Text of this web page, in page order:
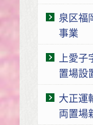
泉区福
事業
上愛子
置場設
大正運
両置場